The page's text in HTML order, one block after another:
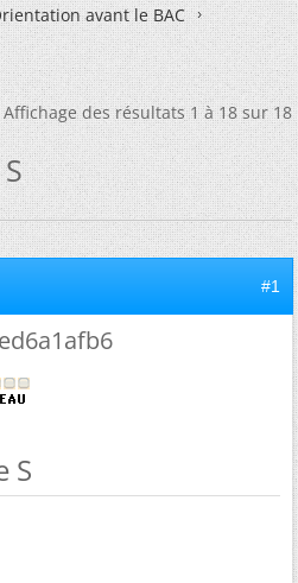
avant le BAC
Affichage des résultats 1 à 18 sur 18
#1
S